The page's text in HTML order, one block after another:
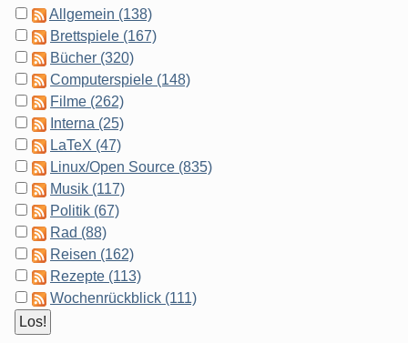
Allgemein (138)
Brettspiele (167)
Bücher (320)
Computerspiele (148)
Filme (262)
Interna (25)
LaTeX (47)
Linux/Open Source (835)
Musik (117)
Politik (67)
Rad (88)
Reisen (162)
Rezepte (113)
Wochenrückblick (111)